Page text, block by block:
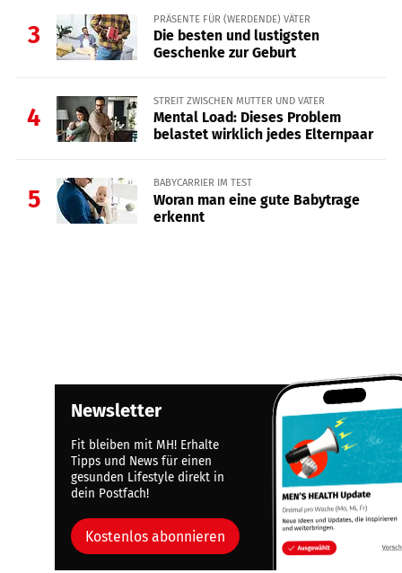
3
PRÄSENTE FÜR (WERDENDE) VÄTER
Die besten und lustigsten
Geschenke zur Geburt
4
STREIT ZWISCHEN MUTTER UND VATER
Mental Load: Dieses Problem
belastet wirklich jedes Elternpaar
5
BABYCARRIER IM TEST
Woran man eine gute Babytrage
erkennt
Newsletter
Fit bleiben mit MH! Erhalte
Tipps und News für einen
gesunden Lifestyle direkt in
dein Postfach!
Kostenlos abonnieren